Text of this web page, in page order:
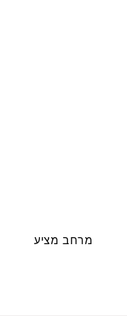
מרחב מציע